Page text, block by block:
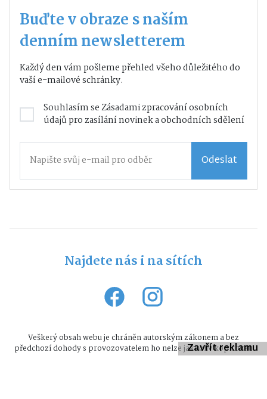
Buďte v obraze s naším
denním newsletterem
Každý den vám pošleme přehled všeho důležitého do
vaší e-mailové schránky.
Souhlasím seZásadami zpracování osobních
údajůpro zasílání novinek a obchodních sdělení
Odeslat
Najdete nás i na sítích
Veškerý obsah webu je chráněn autorským zákonem a bez
předchozí dohody s provozovatelem ho nelze jakkoliv kopírovat.
Zavřít reklamu